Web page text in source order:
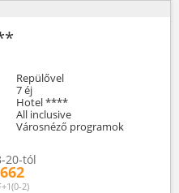
Repülővel
7 éj
Hotel ****
All inclusive
Városnéző programok
20-tól
2)